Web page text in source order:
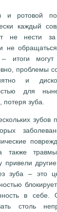
и ротовой
каждый
не нести за
не
итоги могут
проблемы
и
для
зуба.
зубов
также
привели
зуба – это
в себе.
столь